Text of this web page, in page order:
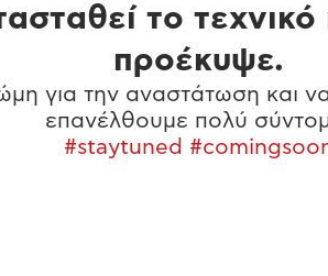
το
προέκυψε.
για την αναστάτωση και να
επανέλθουμε πολύ
#staytuned